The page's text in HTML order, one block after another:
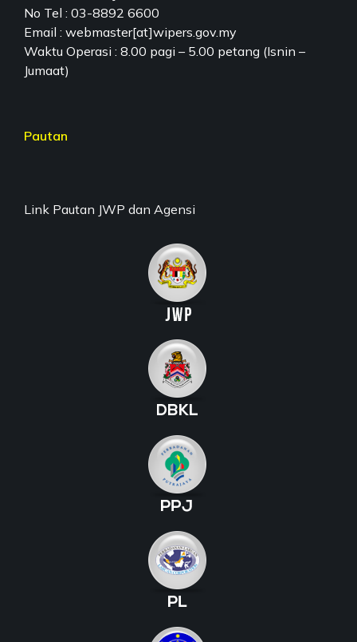
No Tel : 03-8892 6600
Email : webmaster[at]wipers.gov.my
Waktu Operasi : 8.00 pagi – 5.00 petang (Isnin –
Jumaat)
Pautan
Link Pautan JWP dan Agensi